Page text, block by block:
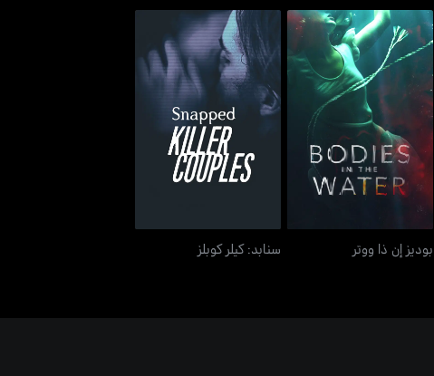
بوديز إن ذا ووتر
بوديز إن ذا ووتر
سنابد: كيلر كوبلز
سنابد: كيلر كوبلز